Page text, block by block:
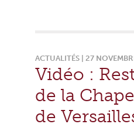
ACTUALITÉS | 27
Vidéo :
de la
de